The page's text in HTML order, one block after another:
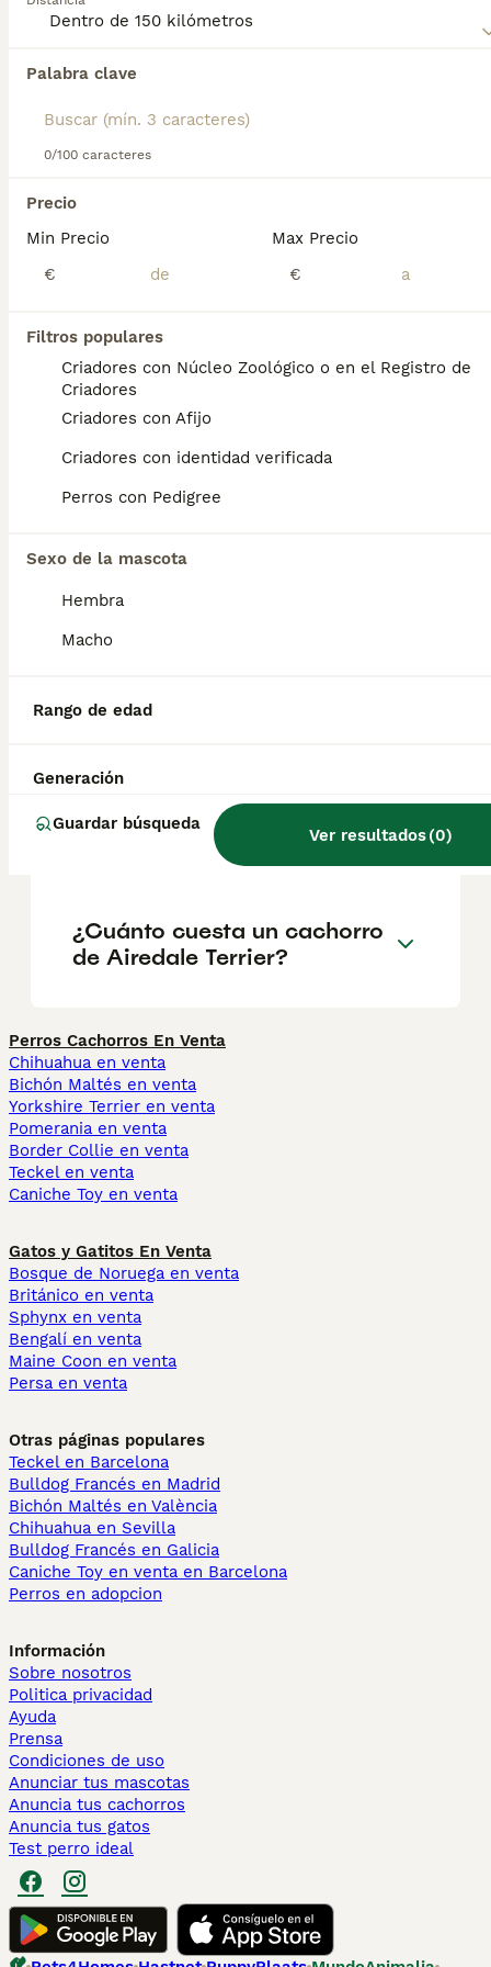
Palabra clave
0/100 caracteres
Precio
Min Precio
€
Max Precio
€
Filtros populares
Criadores con Núcleo Zoológico o en el Registro de
Criadores
Criadores con Afijo
Criadores con identidad verificada
Perros con Pedigree
Sexo de la mascota
Hembra
Macho
Rango de edad
Generación
Guardar búsqueda
Ver resultados(0)
Terrier para obtener información sobre esta raza de perro.
Encontramos 0 Airedale Terrier Perros en
Si deseas exactamente esta búsqueda guarda tu
búsqueda y espera el resultado perfecto:
Preguntas frecuentes
¿Qué tamaño tiene un
Airedale Terrier?
El Airedale Terrier es un perro de tamaño
mediano a grande. Generalmente mide entre
56 y 61 cm de altura a la cruz y pesa entre
18 y 29 kg.
¿Cuál es la esperanza de
vida de un Airedale Terrier?
desventajas de la raza
¿Cómo es el carácter de
Airedale Terrier?
¿Cuánto cuesta un cachorro
de Airedale Terrier?
Perros Cachorros En Venta
Chihuahua en venta
Bichón Maltés en venta
Yorkshire Terrier en venta
Pomerania en venta
Border Collie en venta
Teckel en venta
Caniche Toy en venta
Gatos y Gatitos En Venta
Bosque de Noruega en venta
Británico en venta
Sphynx en venta
Bengalí en venta
Maine Coon en venta
Persa en venta
Otras páginas populares
Teckel en Barcelona
Bulldog Francés en Madrid
Bichón Maltés en València
Chihuahua en Sevilla
Bulldog Francés en Galicia
Caniche Toy en venta en Barcelona
Perros en adopcion
Información
Sobre nosotros
Politica privacidad
Ayuda
Prensa
Condiciones de uso
Anunciar tus mascotas
Anuncia tus cachorros
Anuncia tus gatos
Test perro ideal